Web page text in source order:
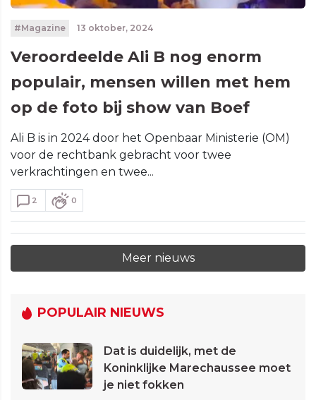
#Magazine 13 oktober, 2024
Veroordeelde Ali B nog enorm
populair, mensen willen met hem
op de foto bij show van Boef
Ali B is in 2024 door het Openbaar Ministerie (OM)
voor de rechtbank gebracht voor twee
verkrachtingen en twee...
2 0
Meer nieuws
POPULAIR NIEUWS
Dat is duidelijk, met de
Koninklijke Marechaussee moet
je niet fokken